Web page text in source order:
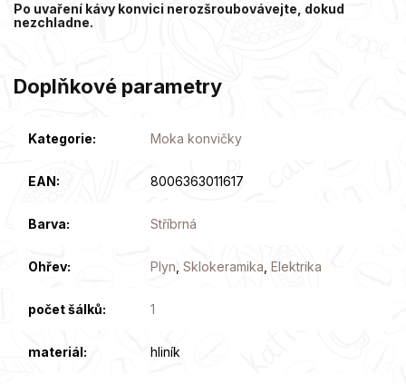
Po uvaření kávy konvici nerozšroubovávejte, dokud
nezchladne.
Doplňkové parametry
Kategorie: Moka konvičky
EAN: 8006363011617
Barva: Stříbrná
Ohřev: Plyn Sklokeramika Elektrika
počet šálků: 1
materiál: hliník